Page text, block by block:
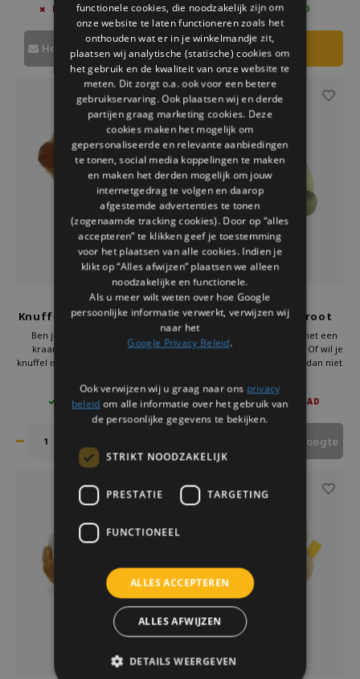
Wacht niet langer en haal deze
vrolijke knuffel in huis!
NIET OP VOORRAAD
Houd mij op de hoogte
niet langer en maak iemand blij
met deze unieke knuffel!
2 OP VOORRAAD
Palm Pals
Knuffel Hotdog Aurora 13
Ben je op zoek naar een leuk
kraamcadeau? De Palm Pals
knuffel is een perfecte keuze! Deze
ideaal voor een pasgeboren baby.
Ouders vinden het super leuk om
zo’n klein kraamcadeau te
€11,95
4 OP VOORRAAD
Palm Pals
Avocado knuffel groot
Wil jij iemand blij maken met een
Palm Pals knuffel Avocado? Of wil je
er zelf een hebben? Wacht dan niet
deze schattige, fluffy en
superzachte knuffel. Perfect als fun
cadeau, grappig cadeau of kraam
€29,95 €14,95
NIET OP VOORRAAD
Houd mij op de hoogte
functionele cookies, die noodzakelijk zijn om
onze website te laten functioneren zoals het
onthouden wat er in je winkelmandje zit,
plaatsen wij analytische (statische) cookies om
het gebruik en de kwaliteit van onze website te
meten. Dit zorgt o.a. ook voor een betere
gebruikservaring. Ook plaatsen wij en derde
partijen graag marketing cookies. Deze
cookies maken het mogelijk om
gepersonaliseerde en relevante aanbiedingen
te tonen, social media koppelingen te maken
en maken het derden mogelijk om jouw
internetgedrag te volgen en daarop
afgestemde advertenties te tonen
(zogenaamde tracking cookies). Door op “alles
accepteren” te klikken geef je toestemming
voor het plaatsen van alle cookies. Indien je
klikt op “Alles afwijzen” plaatsen we alleen
noodzakelijke en functionele.
Als u meer wilt weten over hoe Google
persoonlijke informatie verwerkt, verwijzen wij
naar het
Google Privacy Beleid.
Ook verwijzen wij u graag naar ons privacy
beleid om alle informatie over het gebruik van
de persoonlijke gegevens te bekijken.
STRIKT NOODZAKELIJK
PRESTATIE TARGETING
FUNCTIONEEL
ALLES ACCEPTEREN
ALLES AFWIJZEN
DETAILS WEERGEVEN